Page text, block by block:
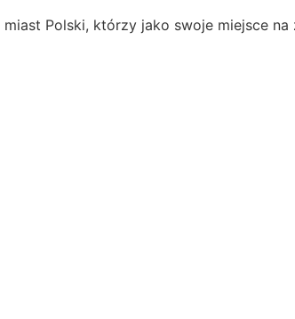
Polski, którzy jako swoje miejsce